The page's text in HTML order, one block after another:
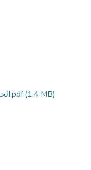
الحماية الجزائية لعمليات البنوك الالكترونية.pdf(1.4 MB)